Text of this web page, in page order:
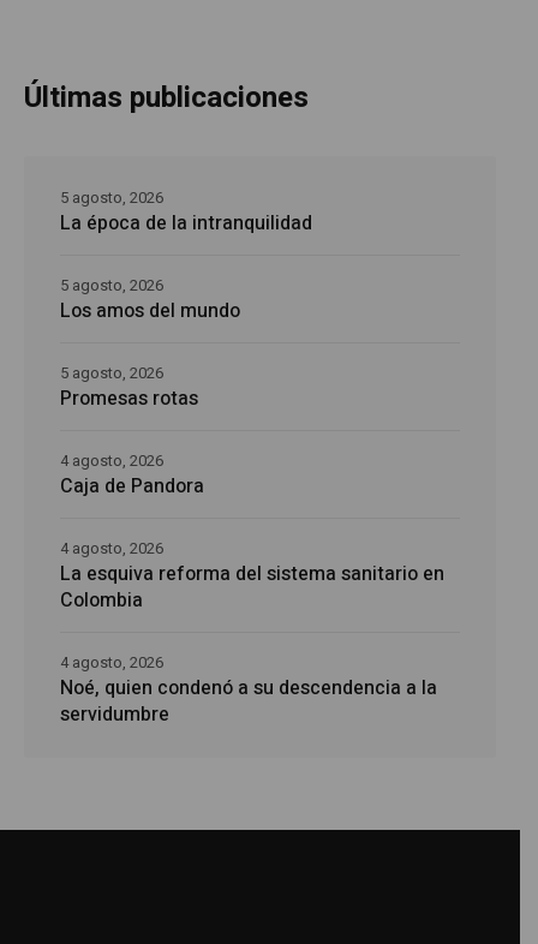
Últimas publicaciones
La época de la intranquilidad
5 agosto, 2026
Los amos del mundo
5 agosto, 2026
Promesas rotas
5 agosto, 2026
Caja de Pandora
4 agosto, 2026
La esquiva reforma del sistema sanitario en
Colombia
4 agosto, 2026
Noé, quien condenó a su descendencia a la
servidumbre
4 agosto, 2026